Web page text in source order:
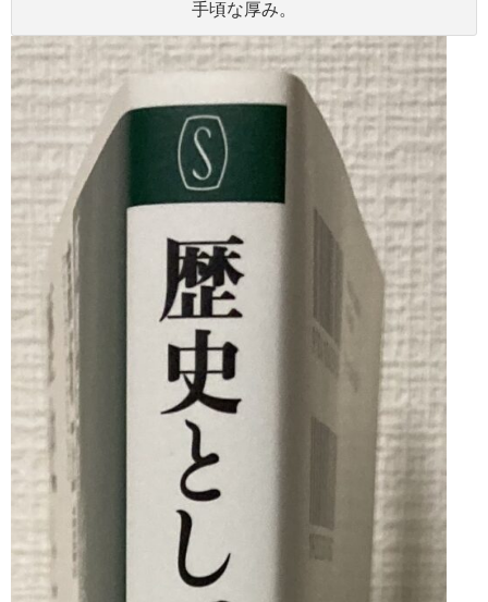
手頃な厚み。